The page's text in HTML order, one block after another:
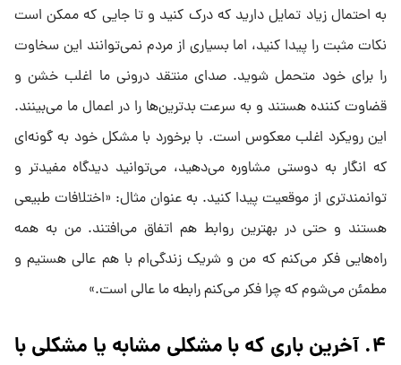
به احتمال زیاد تمایل دارید که درک کنید و تا جایی که ممکن است
نکات مثبت را پیدا کنید، اما بسیاری از مردم نمی‌توانند این سخاوت
را برای خود متحمل شوید. صدای منتقد درونی ما اغلب خشن و
قضاوت کننده هستند و به سرعت بدترین‌ها را در اعمال ما می‌بینند.
این رویکرد اغلب معکوس است. با برخورد با مشکل خود به گونه‌ای
که انگار به دوستی مشاوره می‌دهید، می‌توانید دیدگاه مفیدتر و
توانمندتری از موقعیت پیدا کنید. به عنوان مثال: «اختلافات طبیعی
هستند و حتی در بهترین روابط هم اتفاق می‌افتند. من به همه
راه‌هایی فکر می‌کنم که من و شریک زندگی‌ام با هم عالی هستیم و
مطمئن می‌شوم که چرا فکر می‌کنم رابطه ما عالی است.»
۴. آخرین باری که با مشکلی مشابه یا مشکلی با